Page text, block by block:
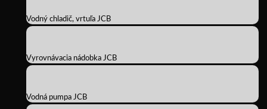
Vodný chladič, vrtuľa JCB
Vyrovnávacia nádobka JCB
Vodná pumpa JCB